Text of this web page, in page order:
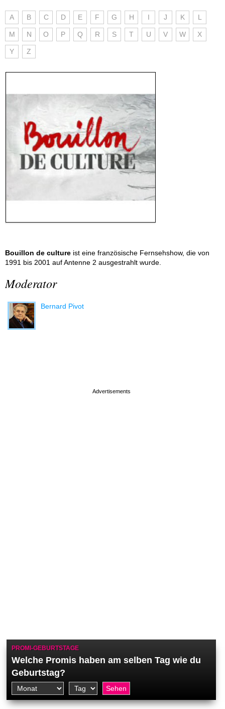
A B C D E F G H I J K L
M N O P Q R S T U V W X
Y Z
Bouillon de culture ist eine französische Fernsehshow, die von
1991 bis 2001 auf Antenne 2 ausgestrahlt wurde.
Moderator
Bernard Pivot
PROMI-GEBURTSTAGE
Welche Promis haben am selben Tag wie du
Geburtstag?